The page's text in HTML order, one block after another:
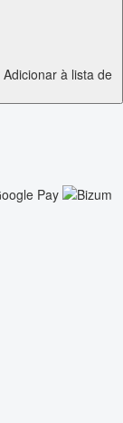
Adicionar à lista de